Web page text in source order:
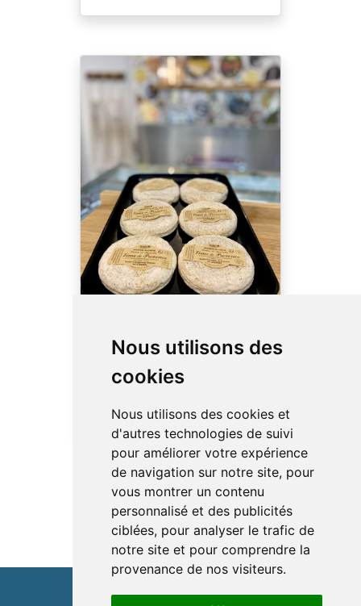
Nous utilisons des
cookies
Nous utilisons des cookies et
d'autres technologies de suivi
pour améliorer votre expérience
de navigation sur notre site, pour
vous montrer un contenu
personnalisé et des publicités
ciblées, pour analyser le trafic de
notre site et pour comprendre la
provenance de nos visiteurs.
La tome de Provence est un
fromage au lait cru, à pâte
molle et à croûte fleurie,